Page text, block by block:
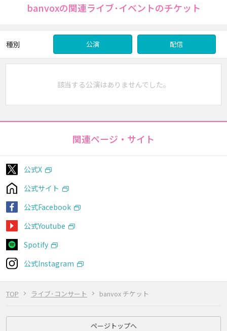
TOP ライブ･コンサート banvox チケット
banvoxの関連ライブ･イベントのチケット
種別 公演 配信
該当する公演はありませんでした。
関連ページ・サイト
公式X
公式サイト
公式Facebook
公式Youtube
Spotify
公式Instagram
ページトップへ